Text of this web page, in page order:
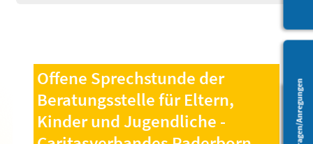
Fragen/Anregungen
Offene Sprechstunde der
Beratungsstelle für Eltern,
Kinder und Jugendliche -